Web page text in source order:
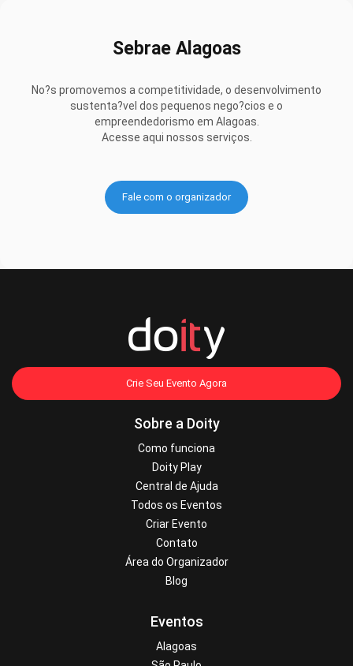
Sebrae Alagoas
No?s promovemos a competitividade, o desenvolvimento
sustenta?vel dos pequenos nego?cios e o
empreendedorismo em Alagoas.
Acesse aqui nossos serviços.
Fale com o organizador
Crie Seu Evento Agora
Sobre a Doity
Como funciona
Doity Play
Central de Ajuda
Todos os Eventos
Criar Evento
Contato
Área do Organizador
Blog
Eventos
Alagoas